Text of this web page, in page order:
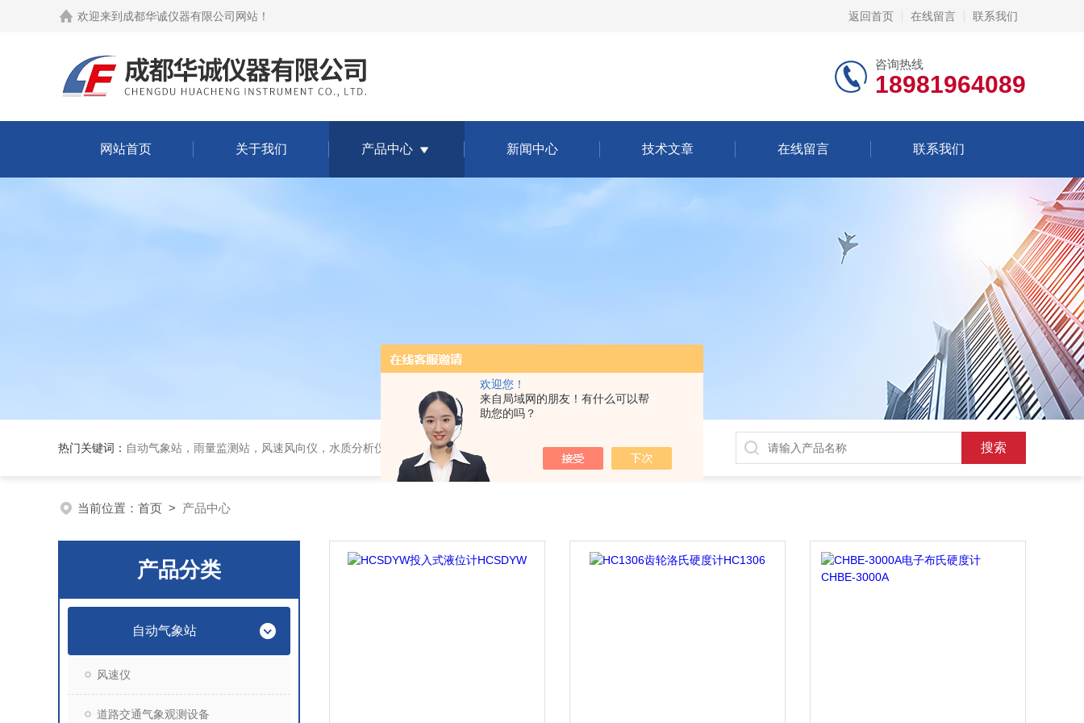
欢迎您！
来自局域网的朋友！有什么可以帮
助您的吗？
欢迎来到 成都华诚仪器有限公司网站 ！ 返回首页 在线留言 联系我们
咨询热线
18981964089
网站首页 关于我们 产品中心 新闻中心 技术文章 在线留言 联系我们
热门关键词： 自动气象站，雨量监测站，风速风向仪，水质分析仪，气体分析报警器，
当前位置： 首页 > 产品中心
产品分类
自动气象站
风速仪
道路交通气象观测设备